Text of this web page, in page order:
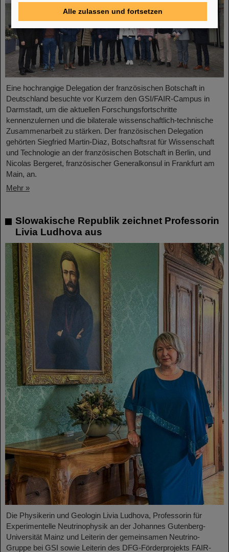
Eine hochrangige Delegation der französischen Botschaft in
Deutschland besuchte vor Kurzem den GSI/FAIR-Campus in
Darmstadt, um die aktuellen Forschungsfortschritte
kennenzulernen und die bilaterale wissenschaftlich-technische
Zusammenarbeit zu stärken. Der französischen Delegation
gehörten Siegfried Martin-Diaz, Botschaftsrat für Wissenschaft
und Technologie an der französischen Botschaft in Berlin, und
Nicolas Bergeret, französischer Generalkonsul in Frankfurt am
Main, an.
Mehr »
Slowakische Republik zeichnet Professorin
Livia Ludhova aus
Die Physikerin und Geologin Livia Ludhova, Professorin für
Experimentelle Neutrinophysik an der Johannes Gutenberg-
Universität Mainz und Leiterin der gemeinsamen Neutrino-
Gruppe bei GSI sowie Leiterin des DFG-Förderprojekts FAIR-
Alle zulassen und fortsetzen